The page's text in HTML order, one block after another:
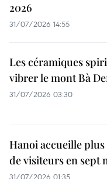
2026
31/07/2026 14:55
Les céramiques
vibrer le mont Bà
31/07/2026 03:30
Hanoi accueille plus
de visiteurs en sept
31/07/2026 01:35